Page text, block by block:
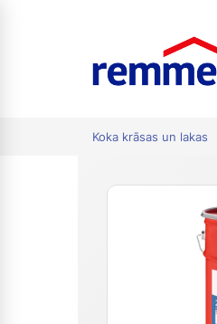
Koka krāsas un lakas